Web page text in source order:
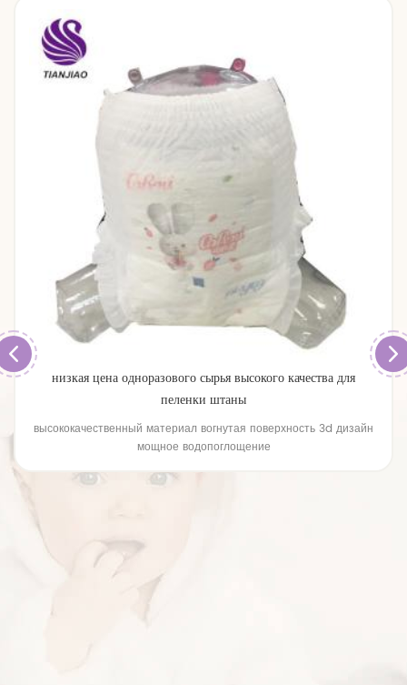
для
3d дизайн
высококачественные одноразовые подтягивания для
высококачественные одноразовые подтягивания для